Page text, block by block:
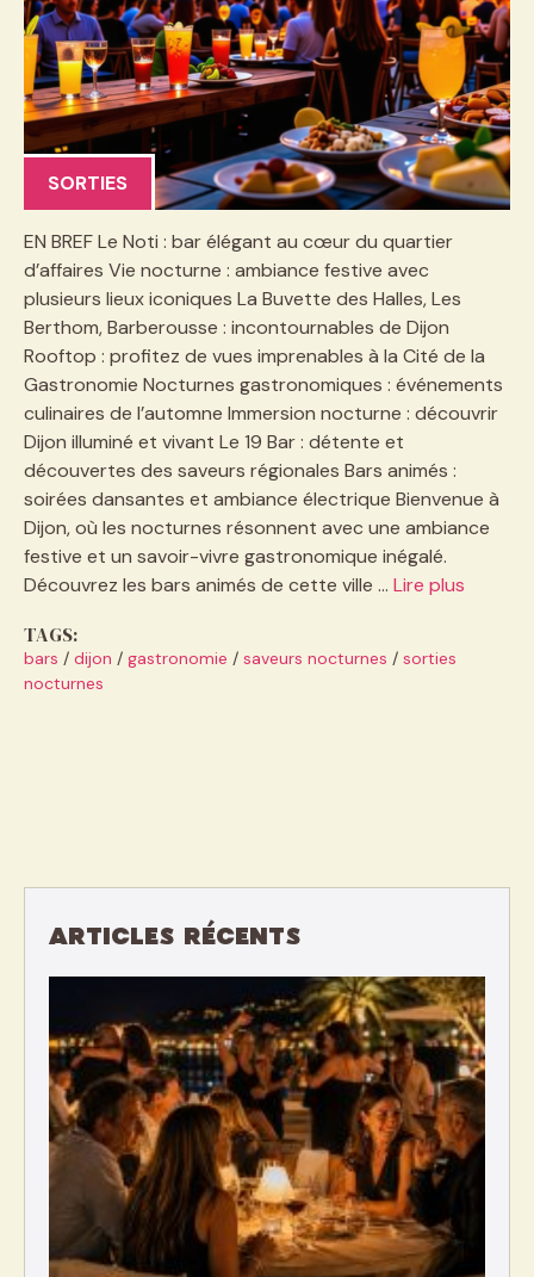
SORTIES
EN BREF Le Noti : bar élégant au cœur du quartier
d’affaires Vie nocturne : ambiance festive avec
plusieurs lieux iconiques La Buvette des Halles, Les
Berthom, Barberousse : incontournables de Dijon
Rooftop : profitez de vues imprenables à la Cité de la
Gastronomie Nocturnes gastronomiques : événements
culinaires de l’automne Immersion nocturne : découvrir
Dijon illuminé et vivant Le 19 Bar : détente et
découvertes des saveurs régionales Bars animés :
soirées dansantes et ambiance électrique Bienvenue à
Dijon, où les nocturnes résonnent avec une ambiance
festive et un savoir-vivre gastronomique inégalé.
Découvrez les bars animés de cette ville … Lire plus
TAGS:
bars / dijon / gastronomie / saveurs nocturnes / sorties
nocturnes
ARTICLES RÉCENTS